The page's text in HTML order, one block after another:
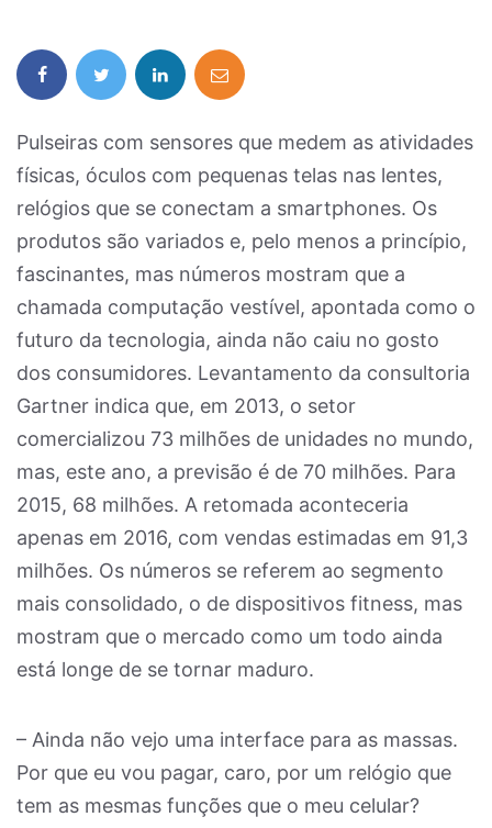
Pulseiras com sensores que medem as atividades
físicas, óculos com pequenas telas nas lentes,
relógios que se conectam a smartphones. Os
produtos são variados e, pelo menos a princípio,
fascinantes, mas números mostram que a
chamada computação vestível, apontada como o
futuro da tecnologia, ainda não caiu no gosto
dos consumidores. Levantamento da consultoria
Gartner indica que, em 2013, o setor
comercializou 73 milhões de unidades no mundo,
mas, este ano, a previsão é de 70 milhões. Para
2015, 68 milhões. A retomada aconteceria
apenas em 2016, com vendas estimadas em 91,3
milhões. Os números se referem ao segmento
mais consolidado, o de dispositivos fitness, mas
mostram que o mercado como um todo ainda
está longe de se tornar maduro.
– Ainda não vejo uma interface para as massas.
Por que eu vou pagar, caro, por um relógio que
tem as mesmas funções que o meu celular?